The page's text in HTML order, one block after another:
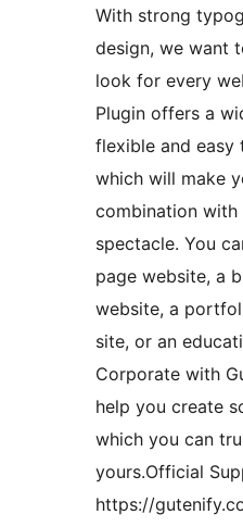
With strong
design, we want
look for every
Plugin offers a
flexible and easy
which will make
combination with
spectacle. You
page website, a
website, a
site, or an
Corporate with
help you create
which you can
yours.Official
https://